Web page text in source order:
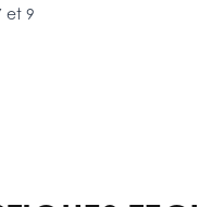
et 9